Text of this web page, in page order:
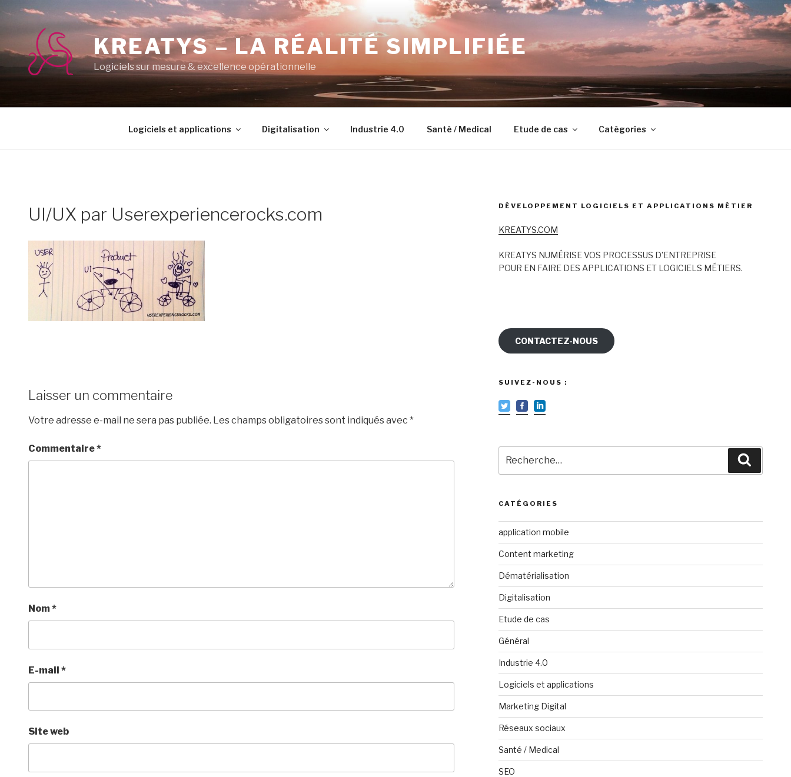
contenu
principal
KREATYS – LA RÉALITÉ SIMPLIFIÉE
Logiciels sur mesure & excellence opérationnelle
Logiciels et applications Digitalisation Industrie 4.0 Santé / Medical Etude de cas Catégories
UI/UX par Userexperiencerocks.com
Laisser un commentaire
Votre adresse e-mail ne sera pas publiée. Les champs obligatoires sont indiqués avec *
Commentaire*
Nom*
E-mail *
Site web
DÉVELOPPEMENT LOGICIELS ET APPLICATIONS MÉTIER
KREATYS.COM
KREATYS NUMÉRISE VOS PROCESSUS D’ENTREPRISE
POUR EN FAIRE DES APPLICATIONS ET LOGICIELS MÉTIERS.
CONTACTEZ-NOUS
SUIVEZ-NOUS :
pour
:
CATÉGORIES
application mobile
Content marketing
Dématérialisation
Digitalisation
Etude de cas
Général
Industrie 4.0
Logiciels et applications
Marketing Digital
Réseaux sociaux
Santé / Medical
SEO